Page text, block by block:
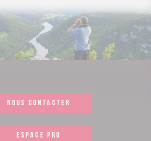
NOUS CONTACTER
ESPACE PRO